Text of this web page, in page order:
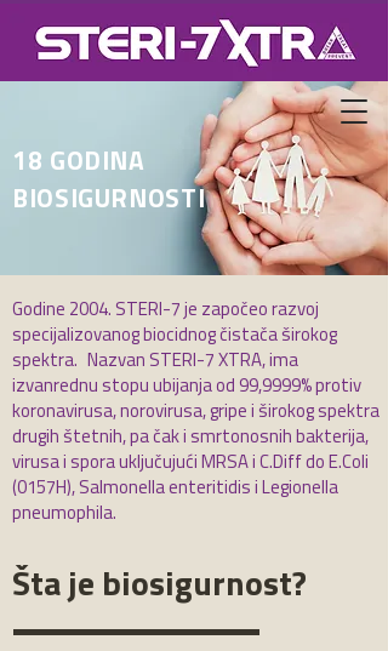
18 GODINA
BIOSIGURNOSTI
Godine 2004. STERI-7 je započeo razvoj
specijalizovanog biocidnog čistača širokog
spektra. Nazvan STERI-7 XTRA, ima
izvanrednu stopu ubijanja od 99,9999% protiv
koronavirusa, norovirusa, gripe i širokog spektra
drugih štetnih, pa čak i smrtonosnih bakterija,
virusa i spora uključujući MRSA i C.Diff do E.Coli
(0157H), Salmonella enteritidis i Legionella
pneumophila.
Šta je biosigurnost?